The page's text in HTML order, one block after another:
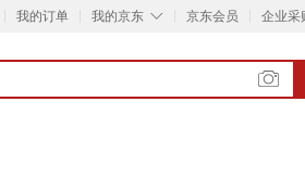
我的订单 ◇
我的京东 京东会员 企业采